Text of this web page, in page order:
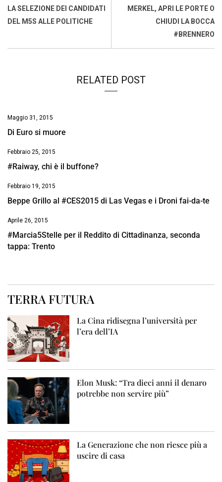
o
o
A
p
d
I
d
s
LA SELEZIONE DEI CANDIDATI
DEL M5S ALLE POLITICHE
MERKEL, APRI LE PORTE O
CHIUDI LA BOCCA
#BRENNERO
RELATED POST
Maggio 31, 2015
Di Euro si muore
Febbraio 25, 2015
#Raiway, chi è il buffone?
Febbraio 19, 2015
Beppe Grillo al #CES2015 di Las Vegas e i Droni fai-da-te
Aprile 26, 2015
#Marcia5Stelle per il Reddito di Cittadinanza, seconda
tappa: Trento
TERRA FUTURA
La Cina ridisegna l’università per
l’era dell’IA
Elon Musk: “Tra dieci anni il denaro
potrebbe non servire più”
La Generazione che non riesce più a
uscire di casa